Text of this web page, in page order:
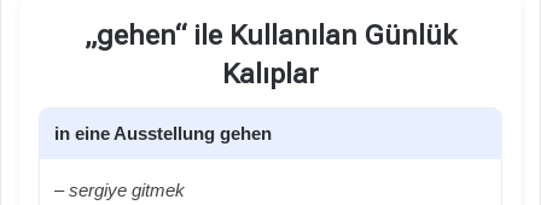
„gehen“ ile Kullanılan Günlük
Kalıplar
in eine Ausstellung gehen
– sergiye gitmek